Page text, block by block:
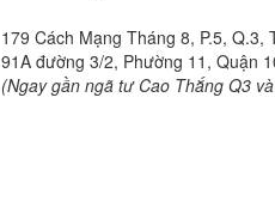
179 Cách Mạng Tháng 8, P.5, Q.3,
91A đường 3/2, Phường 11, Quận
(Ngay gần ngã tư Cao Thắng Q3